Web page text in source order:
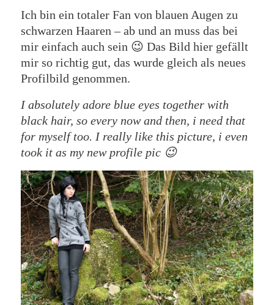
Ich bin ein totaler Fan von blauen Augen zu
schwarzen Haaren – ab und an muss das bei
mir einfach auch sein 😉 Das Bild hier gefällt
mir so richtig gut, das wurde gleich als neues
Profilbild genommen.
I absolutely adore blue eyes together with
black hair, so every now and then, i need that
for myself too. I really like this picture, i even
took it as my new profile pic 😉